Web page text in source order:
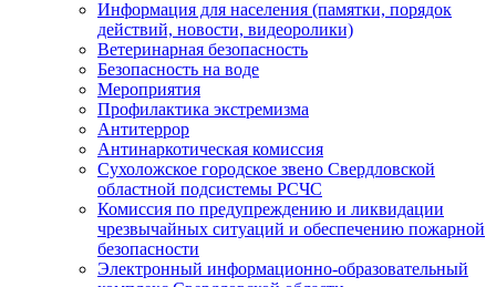
Информация для населения (памятки, порядок
действий, новости, видеоролики)
Ветеринарная безопасность
Безопасность на воде
Мероприятия
Профилактика экстремизма
Антитеррор
Антинаркотическая комиссия
Сухоложское городское звено Свердловской
областной подсистемы РСЧС
Комиссия по предупреждению и ликвидации
чрезвычайных ситуаций и обеспечению пожарной
безопасности
Электронный информационно-образовательный